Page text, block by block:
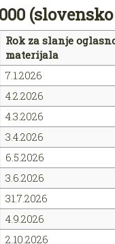
Rok za slanje
materijala
7.1.2026
4.2.2026
4.3.2026
3.4.2026
6.5.2026
3.6.2026
31.7.2026
4.9.2026
2.10.2026